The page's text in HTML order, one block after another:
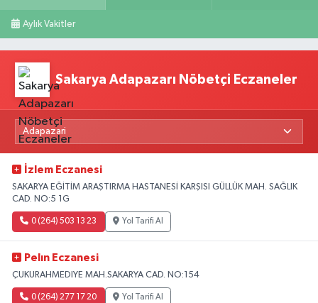
Aylık Vakitler
Sakarya Adapazarı Nöbetçi Eczaneler
İzlem Eczanesi
SAKARYA EĞİTİM ARAŞTIRMA HASTANESİ KARŞISI GÜLLÜK MAH. SAĞLIK
CAD. NO:5 1G
0 (264) 503 13 23 Yol Tarifi Al
Pelın Eczanesi
ÇUKURAHMEDIYE MAH.SAKARYA CAD. NO:154
0 (264) 277 17 20 Yol Tarifi Al